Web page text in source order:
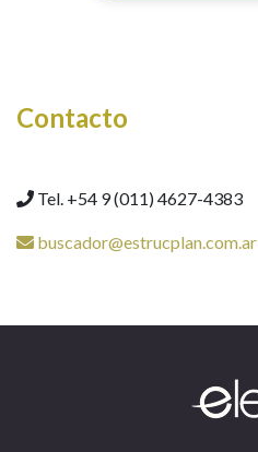
Contacto
Tel. +54 9 (011) 4627-4383
buscador@estrucplan.com.ar